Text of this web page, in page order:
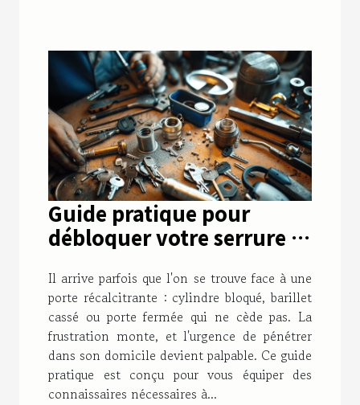
Guide pratique pour
débloquer votre serrure :
cylindre bloqué, un
barillet cassé ou une porte
fermée
Il arrive parfois que l'on se trouve face à une
porte récalcitrante : cylindre bloqué, barillet
cassé ou porte fermée qui ne cède pas. La
frustration monte, et l'urgence de pénétrer
dans son domicile devient palpable. Ce guide
pratique est conçu pour vous équiper des
connaissaires nécessaires à...